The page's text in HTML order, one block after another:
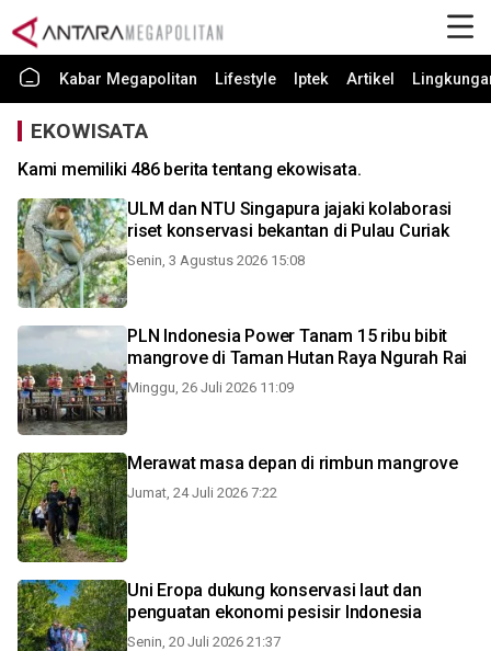
Kabar Megapolitan Lifestyle Iptek Artikel
EKOWISATA
Kami memiliki 486 berita tentang ekowisata.
ULM dan NTU Singapura jajaki kolaborasi
riset konservasi bekantan di Pulau Curiak
Senin, 3 Agustus 2026 15:08
PLN Indonesia Power Tanam 15 ribu bibit
mangrove di Taman Hutan Raya Ngurah Rai
Minggu, 26 Juli 2026 11:09
Merawat masa depan di rimbun mangrove
Jumat, 24 Juli 2026 7:22
Uni Eropa dukung konservasi laut dan
penguatan ekonomi pesisir Indonesia
Senin, 20 Juli 2026 21:37